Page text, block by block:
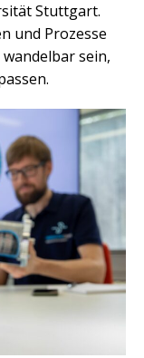
Stuttgart.
und Prozesse
sein,